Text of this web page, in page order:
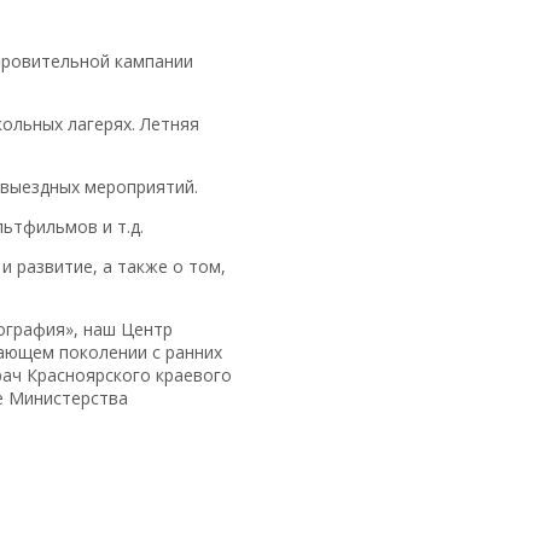
кампании
лагерях. Летняя
мероприятий.
и т.д.
развитие, а также о том,
наш Центр
поколении с ранних
Красноярского краевого
Министерства